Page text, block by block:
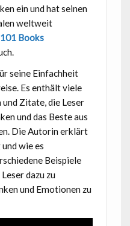
ein und hat seinen
weltweit
101 Books
seine Einfachheit
Es enthält viele
Zitate, die Leser
und das Beste aus
Die Autorin erklärt
wie es
Beispiele
dazu zu
und Emotionen zu